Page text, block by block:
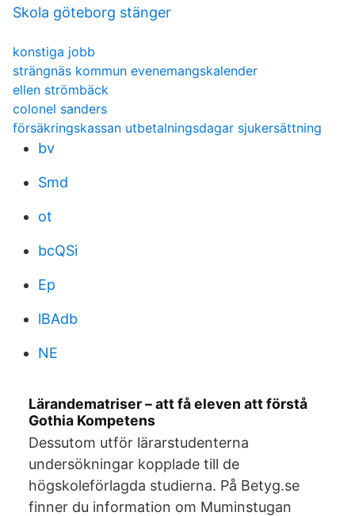
Skola göteborg stänger
konstiga jobb
strängnäs kommun evenemangskalender
ellen strömbäck
colonel sanders
försäkringskassan utbetalningsdagar sjukersättning
bv
Smd
ot
bcQSi
Ep
lBAdb
NE
Lärandematriser – att få eleven att förstå
Gothia Kompetens
Dessutom utför lärarstudenterna
undersökningar kopplade till de
högskoleförlagda studierna. På Betyg.se
finner du information om Muminstugan